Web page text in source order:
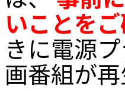
いことを
きに電源
画番組が